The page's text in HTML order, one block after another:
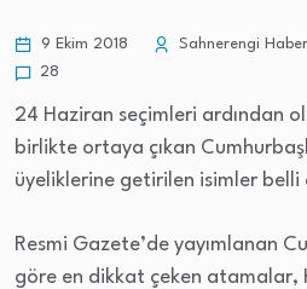
9 Ekim 2018 Sahnerengi
28
24 Haziran seçimleri ardından
birlikte ortaya çıkan
üyeliklerine getirilen isimler belli
Resmi Gazete’de yayımlanan
göre en dikkat çeken atamalar,